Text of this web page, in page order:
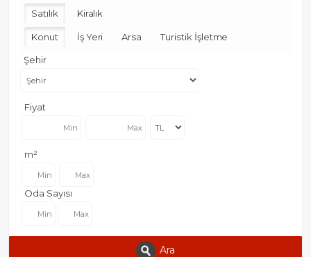
Satılık Kiralık
Konut İş Yeri Arsa Turistik İşletme
Şehir
Fiyat
m²
Oda Sayısı
Ara